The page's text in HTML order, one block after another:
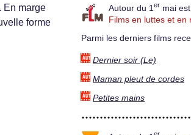
En marge
forme
Autour du 1 er mai
Films en luttes et en
Parmi les derniers films
Dernier soir (Le)
Maman pleut de cordes
Petites mains